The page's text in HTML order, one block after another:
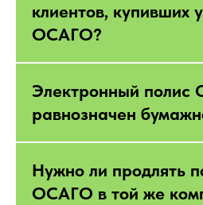
клиентов, купивших
ОСАГО?
Электронный
равнозначен
Нужно ли продлять
ОСАГО в той же